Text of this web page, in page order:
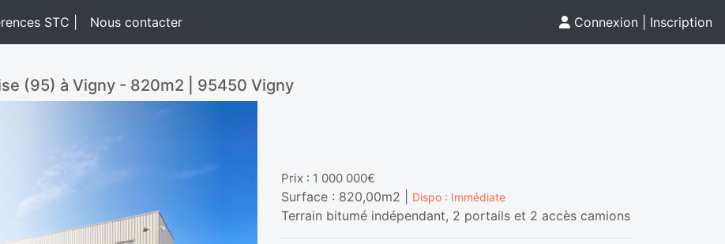
STC | Nous contacter Connexion Inscription
(95) à Vigny - 820m2 | 95450 Vigny
Prix : 1 000 000€
Surface : 820,00m2 | Dispo : Immédiate
Terrain bitumé indépendant, 2 portails et 2 accès camions